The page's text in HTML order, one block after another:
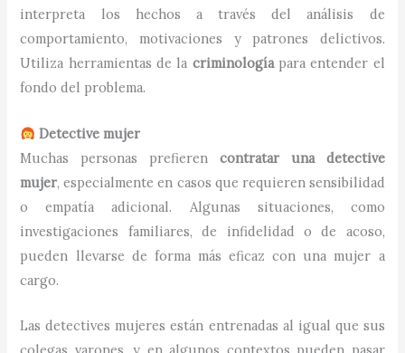
interpreta los hechos a través del análisis de
comportamiento, motivaciones y patrones delictivos.
Utiliza herramientas de la criminologíapara entender el
fondo del problema.
Detective mujer
Muchas personas prefieren contratar una detective
mujer, especialmente en casos que requieren sensibilidad
o empatía adicional. Algunas situaciones, como
investigaciones familiares, de infidelidad o de acoso,
pueden llevarse de forma más eficaz con una mujer a
cargo.
Las detectives mujeres están entrenadas al igual que sus